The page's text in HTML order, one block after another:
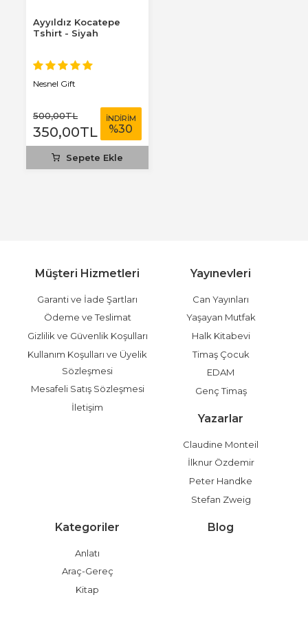
Ayyıldız Kocatepe
Tshirt - Siyah
Nesnel Gift
500,00TL
350,00TL
İNDİRİM
%30
Sepete Ekle
Müşteri Hizmetleri
Garanti ve İade Şartları
Ödeme ve Teslimat
Gizlilik ve Güvenlik Koşulları
Kullanım Koşulları ve Üyelik
Sözleşmesi
Mesafeli Satış Sözleşmesi
İletişim
Yayınevleri
Can Yayınları
Yaşayan Mutfak
Halk Kitabevi
Timaş Çocuk
EDAM
Genç Timaş
Yazarlar
Claudine Monteil
İlknur Özdemir
Peter Handke
Stefan Zweig
Kategoriler
Anlatı
Araç-Gereç
Kitap
Blog